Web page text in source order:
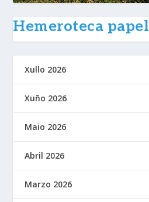
Hemeroteca papel
Xullo 2026
Xuño 2026
Maio 2026
Abril 2026
Marzo 2026